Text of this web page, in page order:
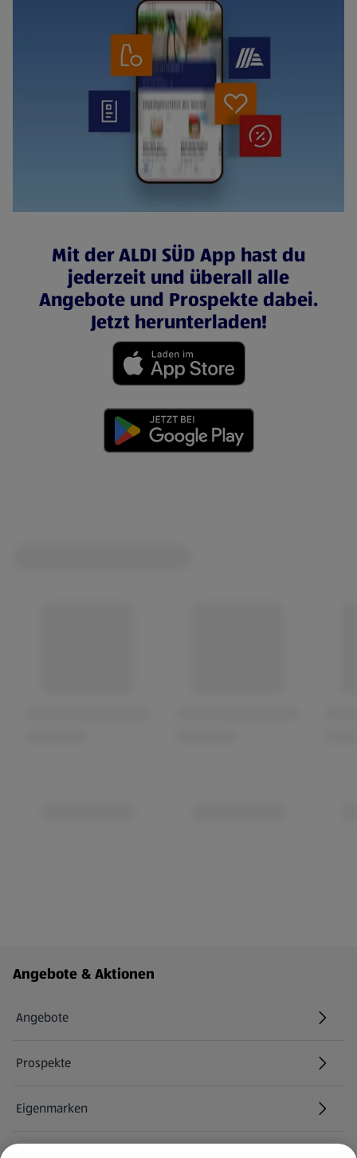
Mit der ALDI SÜD App hast du
jederzeit und überall alle
Angebote und Prospekte dabei.
Jetzt herunterladen!
Fußzeilenmenü - weitere Links
Angebote & Aktionen
Angebote
Prospekte
Eigenmarken